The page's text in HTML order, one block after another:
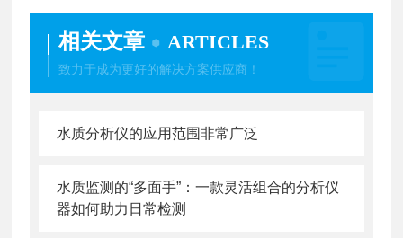
相关文章 ARTICLES
致力于成为更好的解决方案供应商！
水质分析仪的应用范围非常广泛
水质监测的“多面手”：一款灵活组合的分析仪
器如何助力日常检测